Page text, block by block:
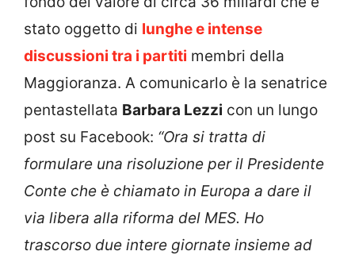
stato oggetto di lunghe e intense
discussioni tra i partiti membri della
Maggioranza. A comunicarlo è la senatrice
pentastellata Barbara Lezzi con un lungo
post su Facebook: “Ora si tratta di
formulare una risoluzione per il Presidente
Conte che è chiamato in Europa a dare il
via libera alla riforma del MES. Ho
trascorso due intere giornate insieme ad